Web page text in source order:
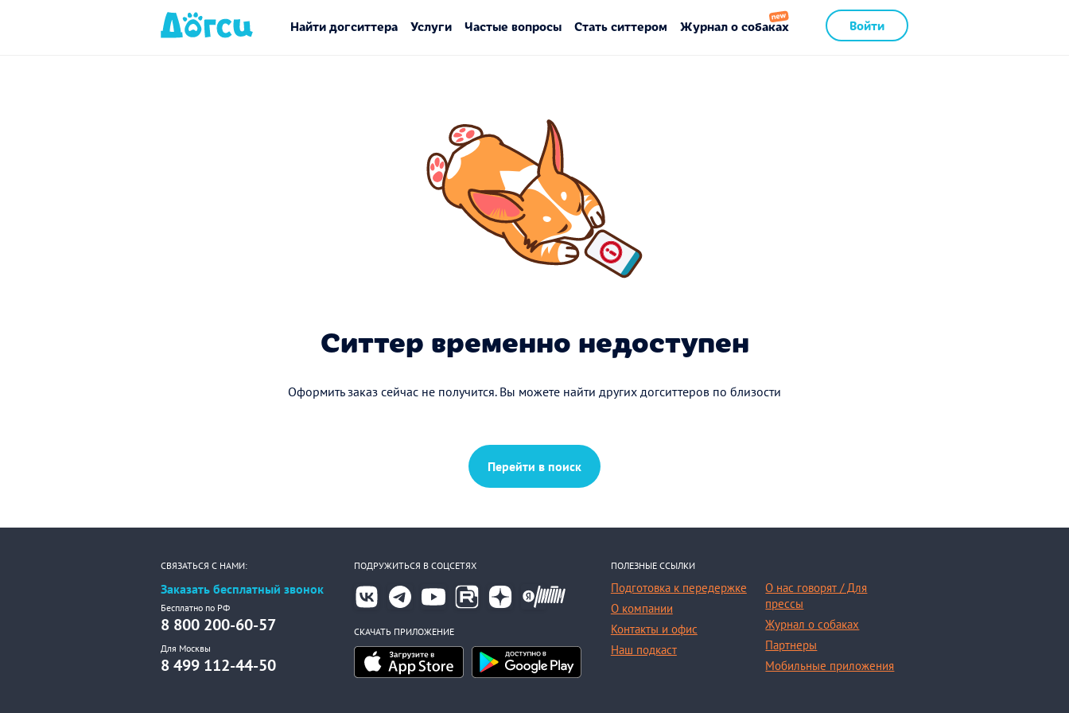
Войти
Найти догситтера Услуги Частые вопросы Стать ситтером Журнал о собаках
Ситтер временно недоступен
Оформить заказ сейчас не получится. Вы можете найти других догситтеров по близости
Перейти в поиск
СВЯЗАТЬСЯ С НАМИ:
Заказать бесплатный звонок
Бесплатно по РФ
8 800 200-60-57
Для Москвы
8 499 112-44-50
ПОДРУЖИТЬСЯ В СОЦСЕТЯХ
СКАЧАТЬ ПРИЛОЖЕНИЕ
ПОЛЕЗНЫЕ ССЫЛКИ
Подготовка к передержке
О компании
Контакты и офис
Наш подкаст
О нас говорят / Для
прессы
Журнал о собаках
Партнеры
Мобильные приложения